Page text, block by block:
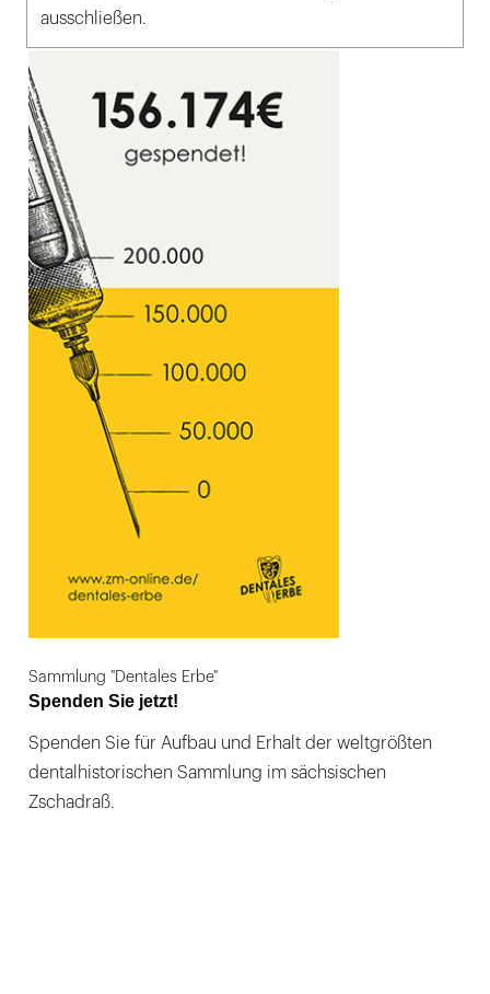
ausschließen.
Sammlung "Dentales Erbe"
Spenden Sie jetzt!
Spenden Sie für Aufbau und Erhalt der weltgrößten
dentalhistorischen Sammlung im sächsischen
Zschadraß.